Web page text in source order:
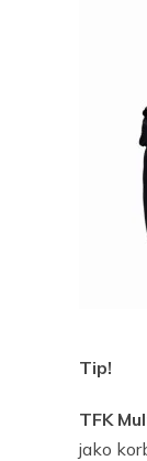
Tip!
TFK
jako